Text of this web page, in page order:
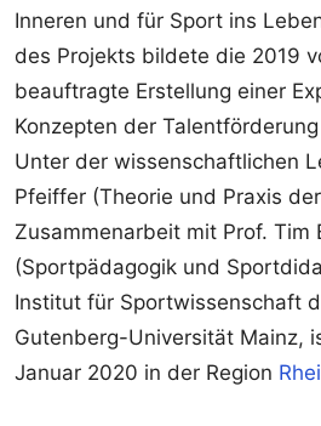
Inneren und für Sport ins
des Projekts bildete die 2019
beauftragte Erstellung einer
Konzepten der
Unter der wissenschaftlichen
Pfeiffer (Theorie und Praxis
Zusammenarbeit mit Prof. Tim
(Sportpädagogik und
Institut für Sportwissenschaft
Gutenberg-Universität Mainz,
Januar 2020 in der Region